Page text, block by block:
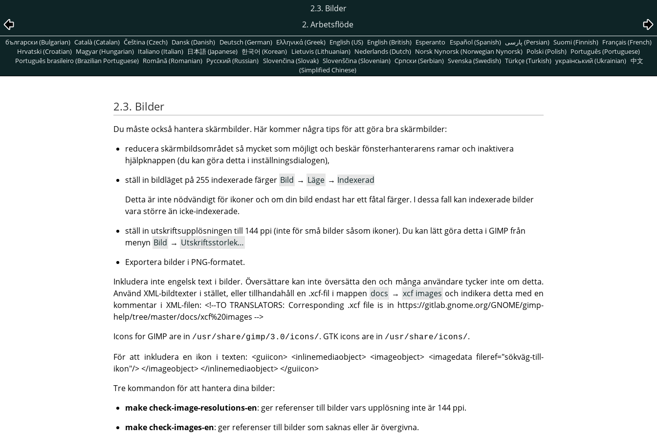
2.3. Bilder
2. Arbetsflöde
български (Bulgarian) Català (Catalan) Čeština (Czech) Dansk (Danish) Deutsch (German) Ελληνικά (Greek) English (US) English (British) Esperanto Español (Spanish) پارسی (Persian) Suomi (Finnish) Français (French)
Hrvatski (Croatian) Magyar (Hungarian) Italiano (Italian) 日本語 (Japanese) 한국어 (Korean) Lietuvis (Lithuanian) Nederlands (Dutch) Norsk Nynorsk (Norwegian Nynorsk) Polski (Polish) Português (Portuguese)
Português brasileiro (Brazilian Portuguese) Română (Romanian) Pусский (Russian) Slovenčina (Slovak) Slovenščina (Slovenian) Српски (Serbian) Svenska (Swedish) Türkçe (Turkish) український (Ukrainian) 中文
(Simplified Chinese)
2.3. Bilder
Du måste också hantera skärmbilder. Här kommer några tips för att göra bra skärmbilder:
reducera skärmbildsområdet så mycket som möjligt och beskär fönsterhanterarens ramar och inaktivera
hjälpknappen (du kan göra detta i inställningsdialogen),
ställ in bildläget på 255 indexerade färger Bild → Läge → Indexerad
Detta är inte nödvändigt för ikoner och om din bild endast har ett fåtal färger. I dessa fall kan indexerade bilder
vara större än icke-indexerade.
ställ in utskriftsupplösningen till 144 ppi (inte för små bilder såsom ikoner). Du kan lätt göra detta i GIMP från
menyn Bild → Utskriftsstorlek…
Exportera bilder i PNG-formatet.
Inkludera inte engelsk text i bilder. Översättare kan inte översätta den och många användare tycker inte om detta.
Använd XML-bildtexter i stället, eller tillhandahåll en .xcf-fil i mappen docs → xcf images och indikera detta med en
kommentar i XML-filen: <!--TO TRANSLATORS: Corresponding .xcf file is in https://gitlab.gnome.org/GNOME/gimp-
help/tree/master/docs/xcf%20images -->
Icons for GIMP are in /usr/share/gimp/3.0/icons/. GTK icons are in /usr/share/icons/.
För att inkludera en ikon i texten: <guiicon> <inlinemediaobject> <imageobject> <imagedata fileref="sökväg-till-
ikon"/> </imageobject> </inlinemediaobject> </guiicon>
Tre kommandon för att hantera dina bilder:
make check-image-resolutions-en: ger referenser till bilder vars upplösning inte är 144 ppi.
make check-images-en: ger referenser till bilder som saknas eller är övergivna.